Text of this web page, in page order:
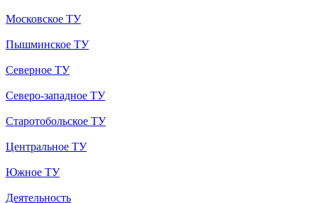
Московское ТУ
Пышминское ТУ
Северное ТУ
Северо-западное ТУ
Старотобольское ТУ
Центральное ТУ
Южное ТУ
Деятельность